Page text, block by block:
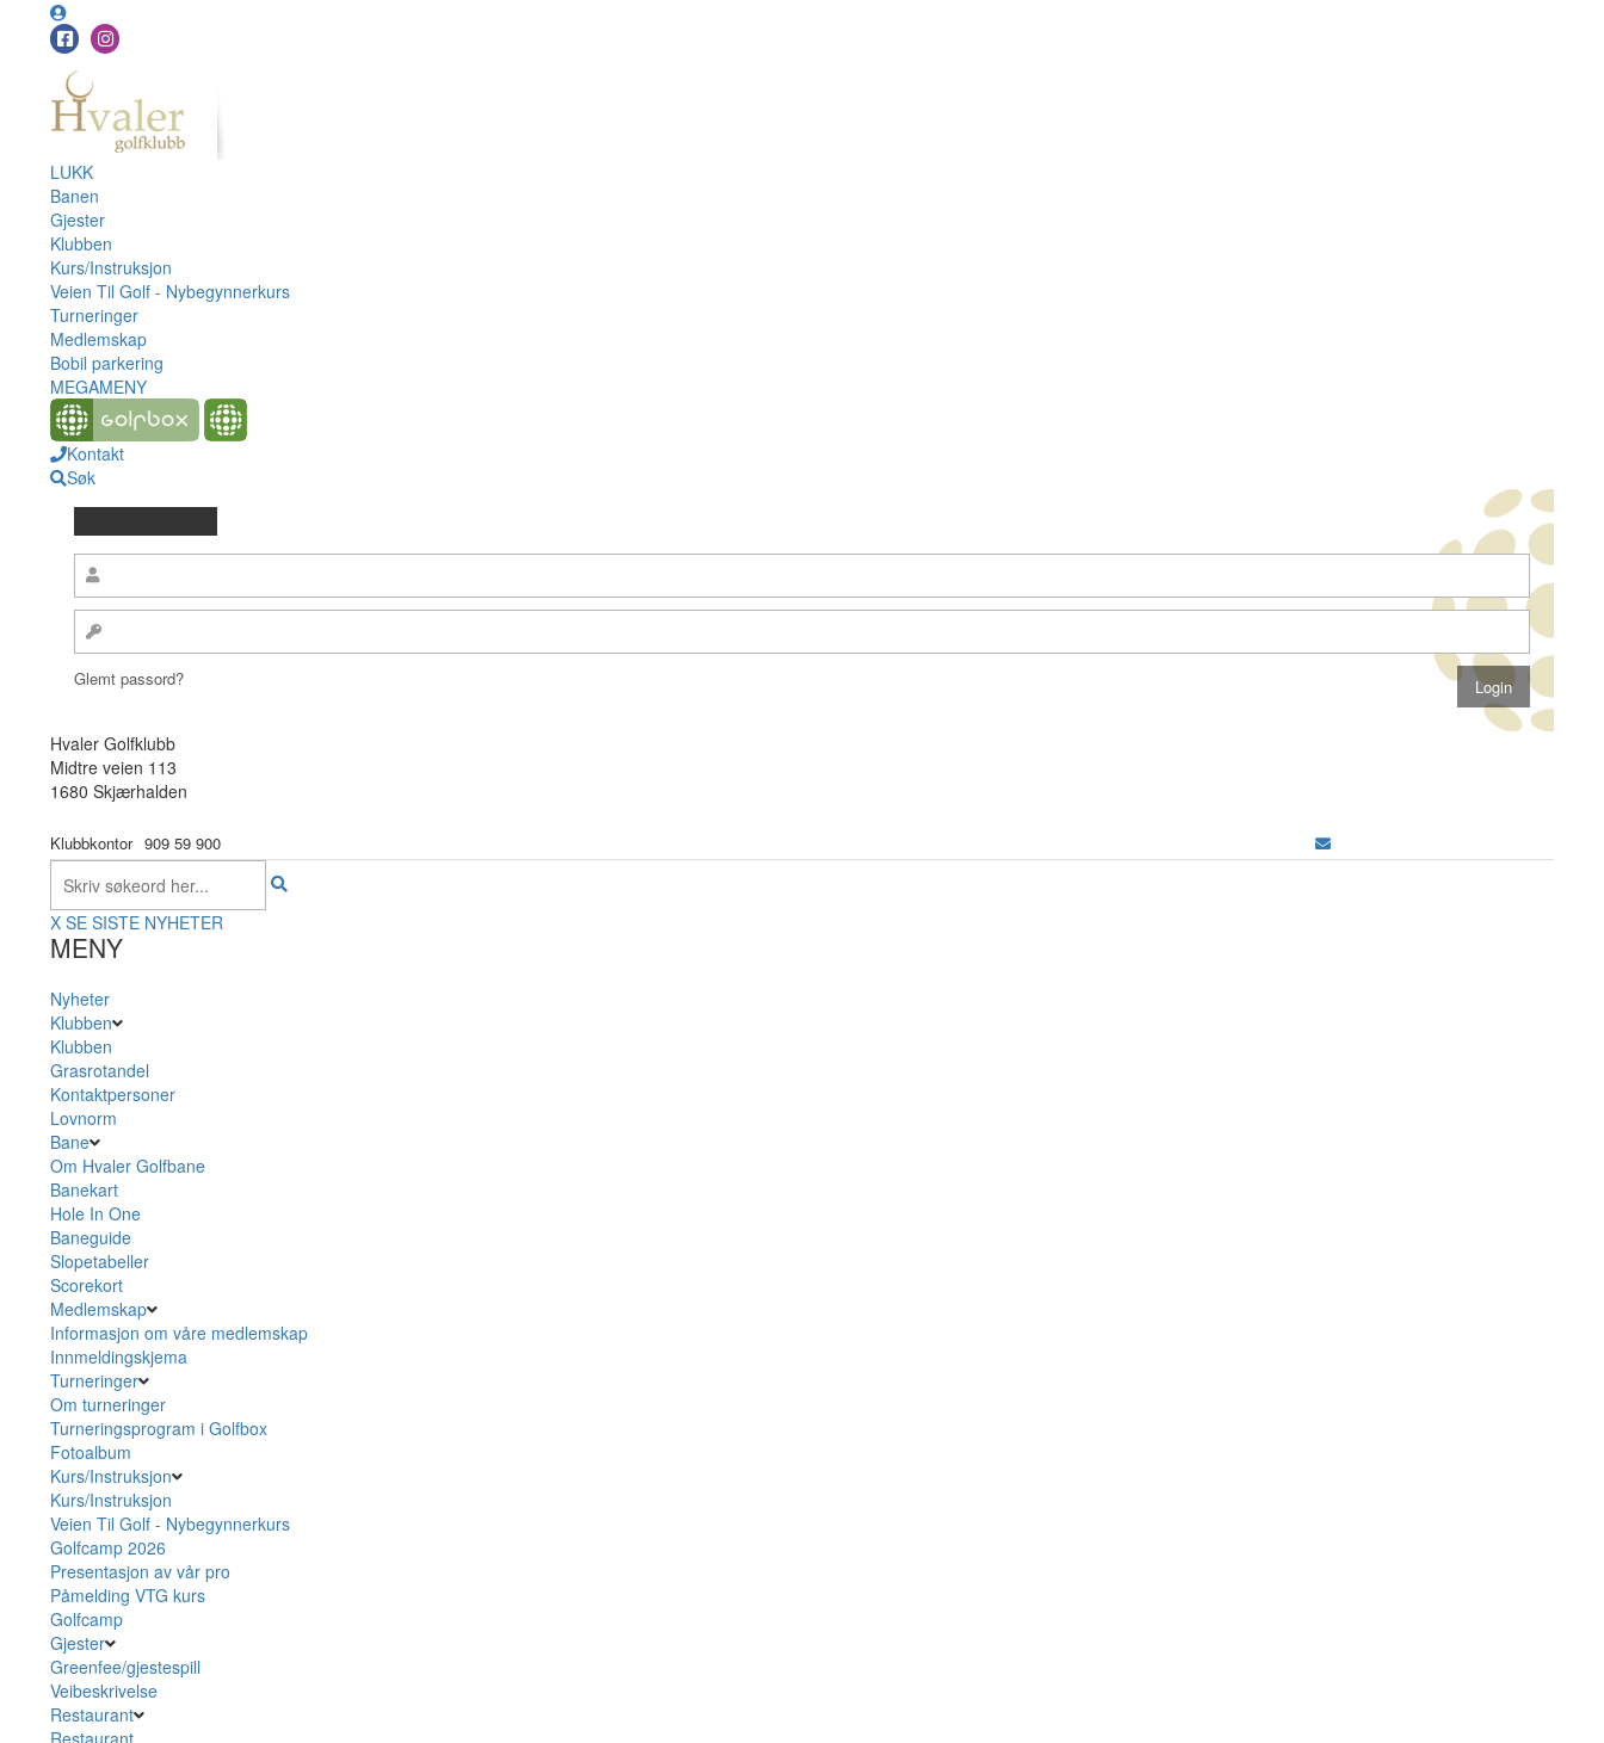
LUKK
Banen
Gjester
Klubben
Kurs/Instruksjon
Veien Til Golf - Nybegynnerkurs
Turneringer
Medlemskap
Bobil parkering
MEGAMENY
Kontakt
Søk
Glemt passord?
Hvaler Golfklubb
Midtre veien 113
1680 Skjærhalden
Klubbkontor 909 59 900
X SE SISTE NYHETER
MENY
Nyheter
Klubben
Klubben
Grasrotandel
Kontaktpersoner
Lovnorm
Bane
Om Hvaler Golfbane
Banekart
Hole In One
Baneguide
Slopetabeller
Scorekort
Medlemskap
Informasjon om våre medlemskap
Innmeldingskjema
Turneringer
Om turneringer
Turneringsprogram i Golfbox
Fotoalbum
Kurs/Instruksjon
Kurs/Instruksjon
Veien Til Golf - Nybegynnerkurs
Golfcamp 2026
Presentasjon av vår pro
Påmelding VTG kurs
Golfcamp
Gjester
Greenfee/gjestespill
Veibeskrivelse
Restaurant
Restaurant